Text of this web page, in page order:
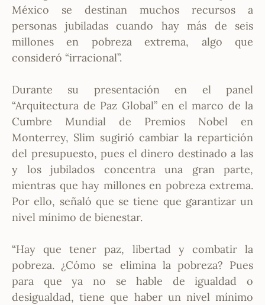
México se destinan muchos recursos a
personas jubiladas cuando hay más de seis
millones en pobreza extrema, algo que
consideró “irracional”.
Durante su presentación en el panel
“Arquitectura de Paz Global” en el marco de la
Cumbre Mundial de Premios Nobel en
Monterrey, Slim sugirió cambiar la repartición
del presupuesto, pues el dinero destinado a las
y los jubilados concentra una gran parte,
mientras que hay millones en pobreza extrema.
Por ello, señaló que se tiene que garantizar un
nivel mínimo de bienestar.
“Hay que tener paz, libertad y combatir la
pobreza. ¿Cómo se elimina la pobreza? Pues
para que ya no se hable de igualdad o
desigualdad, tiene que haber un nivel mínimo